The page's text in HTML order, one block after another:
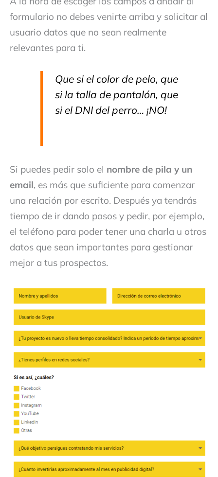
formulario no debes venirte arriba y solicitar al
usuario datos que no sean realmente
relevantes para ti.
Que si el color de pelo, que
si la talla de pantalón, que
si el DNI del perro… ¡NO!
Si puedes pedir solo el nombre de pila y un
email, es más que suficiente para comenzar
una relación por escrito. Después ya tendrás
tiempo de ir dando pasos y pedir, por ejemplo,
el teléfono para poder tener una charla u otros
datos que sean importantes para gestionar
mejor a tus prospectos.